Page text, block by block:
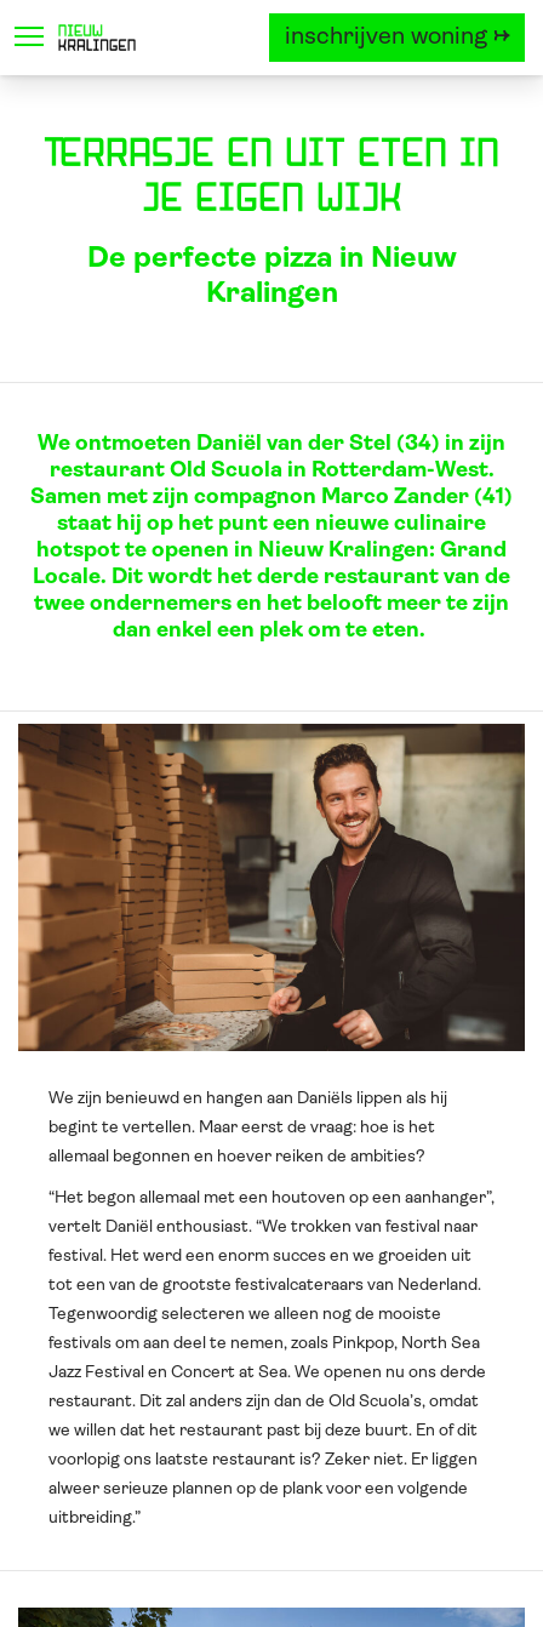
inschrijven woning →
Terrasje en uit eten in
je eigen wijk
De perfecte pizza in Nieuw
Kralingen
We ontmoeten Daniël van der Stel (34) in zijn
restaurant Old Scuola in Rotterdam-West.
Samen met zijn compagnon Marco Zander (41)
staat hij op het punt een nieuwe culinaire
hotspot te openen in Nieuw Kralingen: Grand
Locale. Dit wordt het derde restaurant van de
twee ondernemers en het belooft meer te zijn
dan enkel een plek om te eten.
We zijn benieuwd en hangen aan Daniëls lippen als hij
begint te vertellen. Maar eerst de vraag: hoe is het
allemaal begonnen en hoever reiken de ambities?
“Het begon allemaal met een houtoven op een aanhanger”,
vertelt Daniël enthousiast. “We trokken van festival naar
festival. Het werd een enorm succes en we groeiden uit
tot een van de grootste festivalcateraars van Nederland.
Tegenwoordig selecteren we alleen nog de mooiste
festivals om aan deel te nemen, zoals Pinkpop, North Sea
Jazz Festival en Concert at Sea. We openen nu ons derde
restaurant. Dit zal anders zijn dan de Old Scuola’s, omdat
we willen dat het restaurant past bij deze buurt. En of dit
voorlopig ons laatste restaurant is? Zeker niet. Er liggen
alweer serieuze plannen op de plank voor een volgende
uitbreiding.”
project